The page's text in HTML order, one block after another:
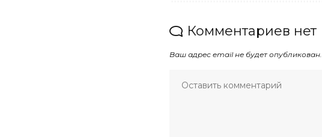
Комментариев нет
Ваш адрес email не будет опубликован.